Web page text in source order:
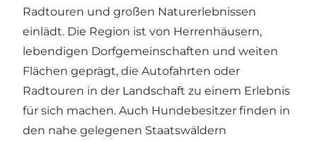
Radtouren und großen Naturerlebnissen
einlädt. Die Region ist von Herrenhäusern,
lebendigen Dorfgemeinschaften und weiten
Flächen geprägt, die Autofahrten oder
Radtouren in der Landschaft zu einem Erlebnis
für sich machen. Auch Hundebesitzer finden in
den nahe gelegenen Staatswäldern